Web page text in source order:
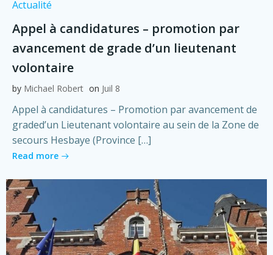
Actualité
Appel à candidatures – promotion par
avancement de grade d’un lieutenant
volontaire
by Michael Robert on Juil 8
Appel à candidatures – Promotion par avancement de
graded’un Lieutenant volontaire au sein de la Zone de
secours Hesbaye (Province […]
Read more